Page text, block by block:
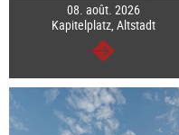
08. août. 2026
Kapitelplatz, Altstadt
Continuer